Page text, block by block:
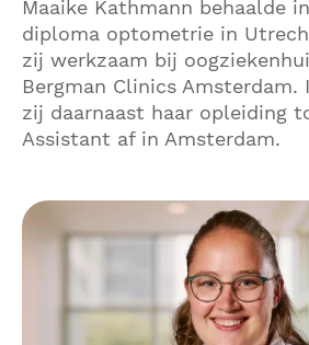
Maaike Kathmann behaalde
diploma optometrie in
zij werkzaam bij
Bergman Clinics Amsterdam.
zij daarnaast haar opleiding
Assistant af in Amsterdam.